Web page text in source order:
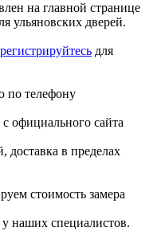
на главной странице
ульяновских дверей.
для
по телефону
официального сайта
доставка в пределах
стоимость замера
наших специалистов.